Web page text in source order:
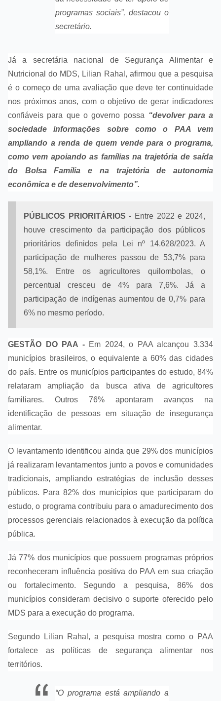
programas sociais”, destacou o
secretário.
Já a secretária nacional de Segurança Alimentar e
Nutricional do MDS, Lilian Rahal, afirmou que a pesquisa
é o começo de uma avaliação que deve ter continuidade
nos próximos anos, com o objetivo de gerar indicadores
confiáveis para que o governo possa “devolver para a
sociedade informações sobre como o PAA vem
ampliando a renda de quem vende para o programa,
como vem apoiando as famílias na trajetória de saída
do Bolsa Família e na trajetória de autonomia
econômica e de desenvolvimento”.
PÚBLICOS PRIORITÁRIOS - Entre 2022 e 2024,
houve crescimento da participação dos públicos
prioritários definidos pela Lei nº 14.628/2023. A
participação de mulheres passou de 53,7% para
58,1%. Entre os agricultores quilombolas, o
percentual cresceu de 4% para 7,6%. Já a
participação de indígenas aumentou de 0,7% para
6% no mesmo período.
GESTÃO DO PAA -Em 2024, o PAA alcançou 3.334
municípios brasileiros, o equivalente a 60% das cidades
do país. Entre os municípios participantes do estudo, 84%
relataram ampliação da busca ativa de agricultores
familiares. Outros 76% apontaram avanços na
identificação de pessoas em situação de insegurança
alimentar.
O levantamento identificou ainda que 29% dos municípios
já realizaram levantamentos junto a povos e comunidades
tradicionais, ampliando estratégias de inclusão desses
públicos. Para 82% dos municípios que participaram do
estudo, o programa contribuiu para o amadurecimento dos
processos gerenciais relacionados à execução da política
pública.
Já 77% dos municípios que possuem programas próprios
reconheceram influência positiva do PAA em sua criação
ou fortalecimento. Segundo a pesquisa, 86% dos
municípios consideram decisivo o suporte oferecido pelo
MDS para a execução do programa.
Segundo Lilian Rahal, a pesquisa mostra como o PAA
fortalece as políticas de segurança alimentar nos
territórios.
“O programa está ampliando a